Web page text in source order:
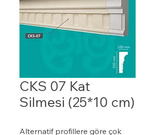
CKS 07 Kat
Silmesi (25*10 cm)
Alternatif profillere göre çok